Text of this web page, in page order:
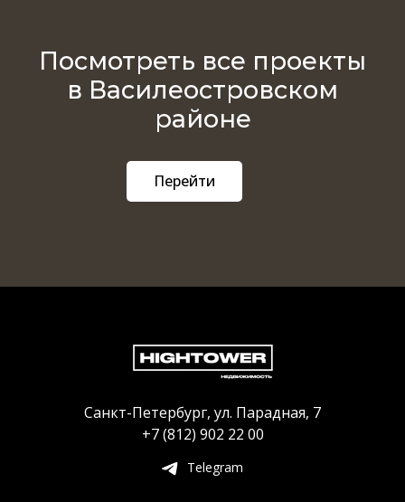
Посмотреть все проекты
в Василеостровском
районе
Перейти
Санкт-Петербург, ул. Парадная, 7
+7 (812) 902 22 00
Telegram